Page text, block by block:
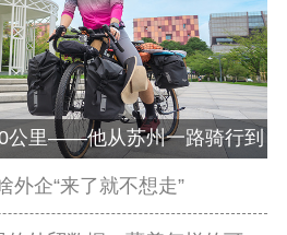
用
闻出版
全民阅读
出版监管
扫黄打非
影工作
公里——他从苏州一路骑行到
，今天出发！
外企“来了就不想走”